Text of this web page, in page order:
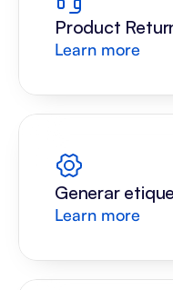
Product
Learn more
Generar
Learn more